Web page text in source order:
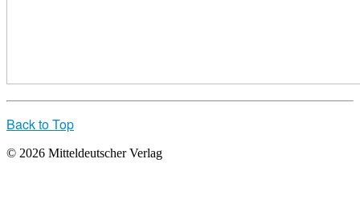
Back to Top
© 2026 Mitteldeutscher Verlag